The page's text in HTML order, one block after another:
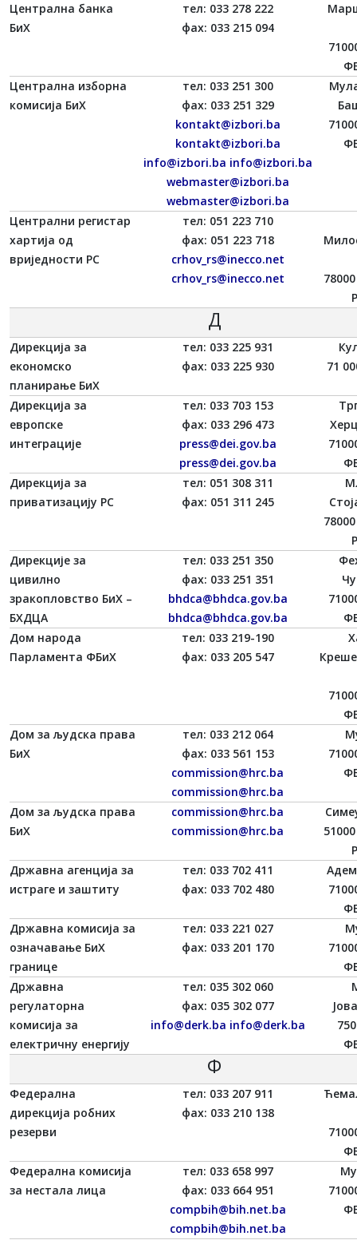
Централна банка
БиХ
тел: 033 278 222
фаx: 033 215 094
Централна изборна
комисија БиХ
тел: 033 251 300
фаx: 033 251 329
kontakt@izbori.ba
kontakt@izbori.ba
info@izbori.ba info@izbori.ba
webmaster@izbori.ba
webmaster@izbori.ba
Централни регистар
хартија од
вриједности РС
тел: 051 223 710
фаx: 051 223 718
crhov_rs@inecco.net
crhov_rs@inecco.net
Д
Дирекција за
економско
планирање БиХ
тел: 033 225 931
фаx: 033 225 930
71
Дирекција за
европске
интеграције
тел: 033 703 153
фаx: 033 296 473
press@dei.gov.ba
press@dei.gov.ba
Дирекција за
приватизацију РС
тел: 051 308 311
фаx: 051 311 245
Дирекције за
цивилно
зракопловство БиХ –
БХДЦА
тел: 033 251 350
фаx: 033 251 351
bhdca@bhdca.gov.ba
bhdca@bhdca.gov.ba
Дом народа
Парламента ФБиХ
тел: 033 219-190
фаx: 033 205 547
Дом за људска права
БиХ
тел: 033 212 064
фаx: 033 561 153
commission@hrc.ba
commission@hrc.ba
Дом за људска права
БиХ
commission@hrc.ba
commission@hrc.ba
Државна агенција за
истраге и заштиту
тел: 033 702 411
фаx: 033 702 480
Државна комисија за
означавање БиХ
границе
тел: 033 221 027
фаx: 033 201 170
Државна
регулаторна
комисија за
електричну енергију
тел: 035 302 060
фаx: 035 302 077
info@derk.ba info@derk.ba
Ф
Федерална
дирекција робних
резерви
тел: 033 207 911
фаx: 033 210 138
Федерална комисија
за нестала лица
тел: 033 658 997
фаx: 033 664 951
compbih@bih.net.ba
compbih@bih.net.ba